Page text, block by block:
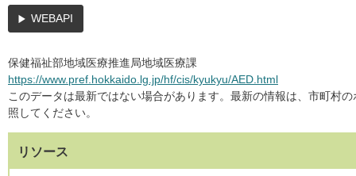
WEBAPI
保健福祉部地域医療推進局地域医療課
https://www.pref.hokkaido.lg.jp/hf/cis/kyukyu/AED.html
このデータは最新ではない場合があります。最新の情報は、市町村
照してください。
リソース